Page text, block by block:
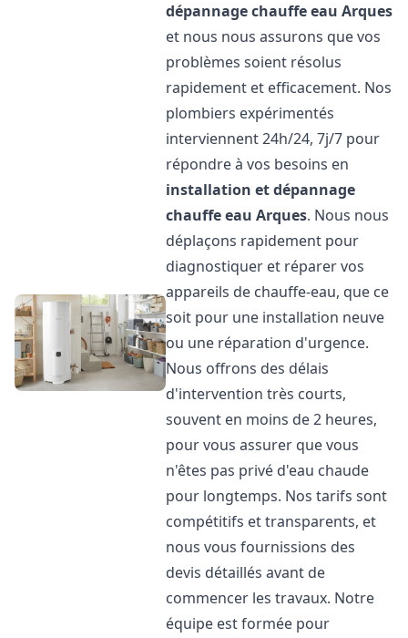
dépannage chauffe eau Arques
et nous nous assurons que vos
problèmes soient résolus
rapidement et efficacement. Nos
plombiers expérimentés
interviennent 24h/24, 7j/7 pour
répondre à vos besoins en
installation et dépannage
chauffe eau Arques. Nous nous
déplaçons rapidement pour
diagnostiquer et réparer vos
appareils de chauffe-eau, que ce
soit pour une installation neuve
ou une réparation d'urgence.
Nous offrons des délais
d'intervention très courts,
souvent en moins de 2 heures,
pour vous assurer que vous
n'êtes pas privé d'eau chaude
pour longtemps. Nos tarifs sont
compétitifs et transparents, et
nous vous fournissions des
devis détaillés avant de
commencer les travaux. Notre
équipe est formée pour